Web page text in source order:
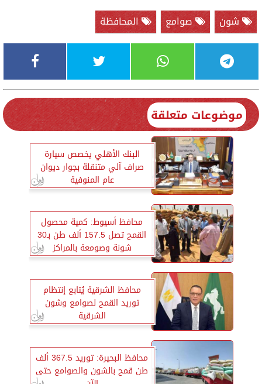
شون
صوامع المحافظة
موضوعات متعلقة
البنك الأهلي يخصص سيارة
صراف آلي متنقلة بجوار ديوان
عام المنوفية
محافظ أسيوط: كمية محصول
القمح تصل 157.5 ألف طن بـ30
شونة وصومعة بالمراكز
محافظ الشرقية يُتابع إنتظام
توريد القمح لصوامع وشون
الشرقية
محافظ البحيرة: توريد 367.5 ألف
طن قمح بالشون والصوامع حتى